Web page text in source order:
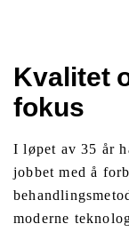
Kvalitet
fokus
I løpet av 35 år
jobbet med å
moderne